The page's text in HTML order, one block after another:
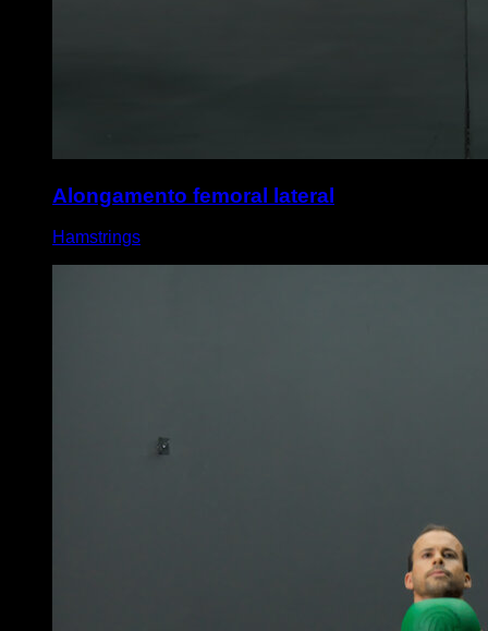
Alongamento femoral lateral
Hamstrings